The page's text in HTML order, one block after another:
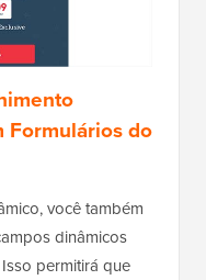
Formulários do
você também
dinâmicos
Isso permitirá que